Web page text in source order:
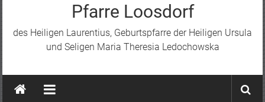
Pfarre Loosdorf
des Heiligen Laurentius, Geburtspfarre der Heiligen Ursula
und Seligen Maria Theresia Ledochowska